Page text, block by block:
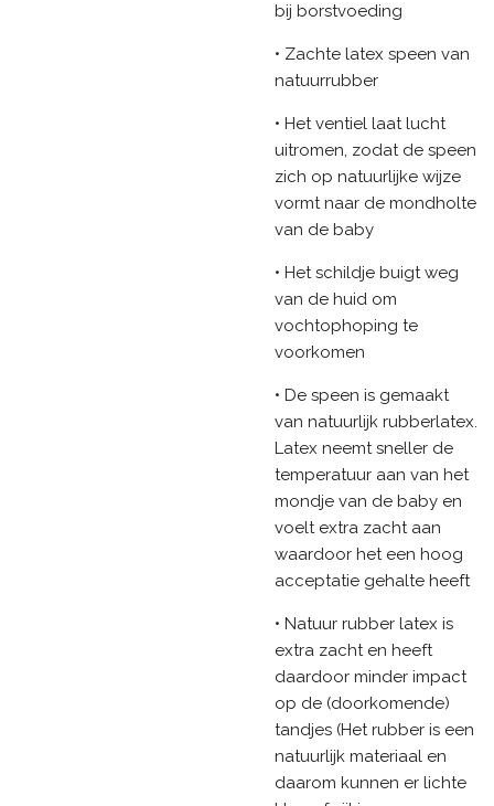
bij borstvoeding
• Zachte latex speen van
natuurrubber
• Het ventiel laat lucht
uitromen, zodat de speen
zich op natuurlijke wijze
vormt naar de mondholte
van de baby
• Het schildje buigt weg
van de huid om
vochtophoping te
voorkomen
• De speen is gemaakt
van natuurlijk rubberlatex.
Latex neemt sneller de
temperatuur aan van het
mondje van de baby en
voelt extra zacht aan
waardoor het een hoog
acceptatie gehalte heeft
• Natuur rubber latex is
extra zacht en heeft
daardoor minder impact
op de (doorkomende)
tandjes (Het rubber is een
natuurlijk materiaal en
daarom kunnen er lichte